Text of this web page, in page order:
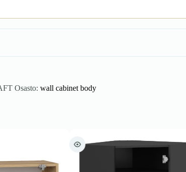
Osasto: wall cabinet body